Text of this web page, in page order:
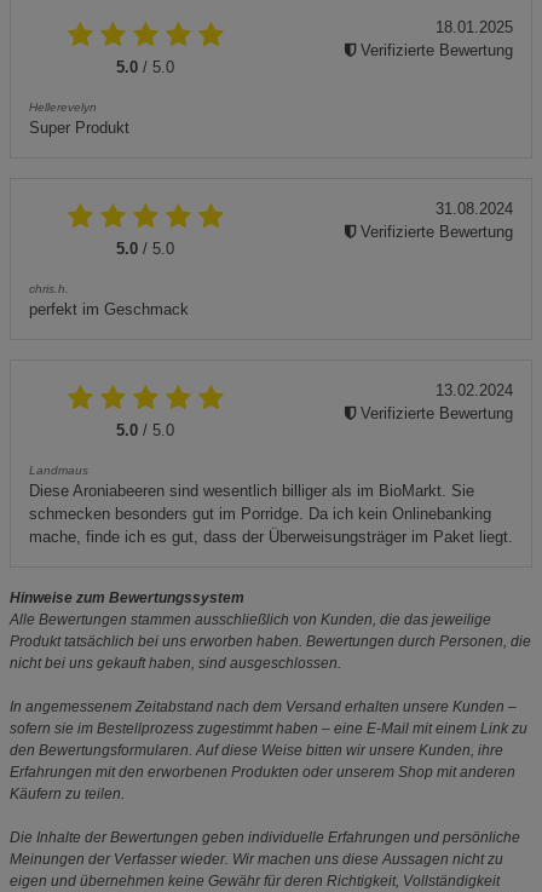
5.0 / 5.0
Hellerevelyn
Super Produkt
18.01.2025
Verifizierte Bewertung
5.0 / 5.0
chris.h.
perfekt im Geschmack
31.08.2024
Verifizierte Bewertung
5.0 / 5.0
Landmaus
Diese Aroniabeeren sind wesentlich billiger als im BioMarkt. Sie
schmecken besonders gut im Porridge. Da ich kein Onlinebanking
mache, finde ich es gut, dass der Überweisungsträger im Paket liegt.
13.02.2024
Verifizierte Bewertung
Hinweise zum Bewertungssystem
Alle Bewertungen stammen ausschließlich von Kunden, die das jeweilige
Produkt tatsächlich bei uns erworben haben. Bewertungen durch Personen, die
nicht bei uns gekauft haben, sind ausgeschlossen.
In angemessenem Zeitabstand nach dem Versand erhalten unsere Kunden –
sofern sie im Bestellprozess zugestimmt haben – eine E-Mail mit einem Link zu
den Bewertungsformularen. Auf diese Weise bitten wir unsere Kunden, ihre
Erfahrungen mit den erworbenen Produkten oder unserem Shop mit anderen
Käufern zu teilen.
Die Inhalte der Bewertungen geben individuelle Erfahrungen und persönliche
Meinungen der Verfasser wieder. Wir machen uns diese Aussagen nicht zu
eigen und übernehmen keine Gewähr für deren Richtigkeit, Vollständigkeit